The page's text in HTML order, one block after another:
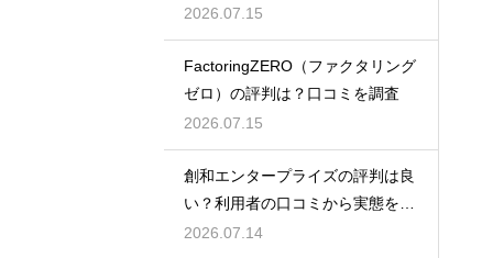
態検証
2026.07.15
FactoringZERO（ファクタリング
ゼロ）の評判は？口コミを調査
2026.07.15
創和エンタープライズの評判は良
い？利用者の口コミから実態を徹
底解説
2026.07.14